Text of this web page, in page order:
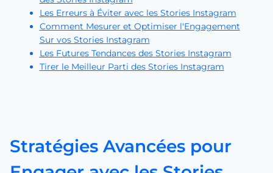
Les Erreurs à Éviter avec les Stories Instagram
Comment Mesurer et Optimiser l'Engagement
Sur vos Stories Instagram
Les Futures Tendances des Stories Instagram
Tirer le Meilleur Parti des Stories Instagram
Stratégies Avancées pour